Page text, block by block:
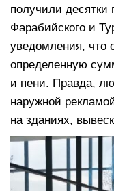
получили
Фарабийского и
уведомления, что
определенную
и пени. Правда,
наружной
на зданиях,